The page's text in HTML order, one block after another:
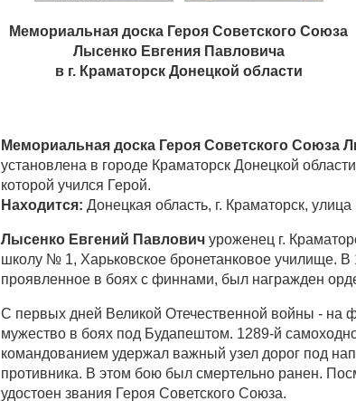
Мемориальная доска Героя Советского Союза
Лысенко Евгения Павловича
в г. Краматорск Донецкой области
Мемориальная доска Героя Советского Союза
установлена в городе Краматорск Донецкой
которой учился Герой.
Находится: Донецкая область, г. Краматорск,
Лысенко Евгений Павлович уроженец г.
школу № 1, Харьковское бронетанковое училище. В
проявленное в боях с финнами, был награжден
С первых дней Великой Отечественной войны - на
мужество в боях под Будапештом. 1289-й
командованием удержал важный узел дорог под
противника. В этом бою был смертельно ранен.
удостоен звания Героя Советского Союза.